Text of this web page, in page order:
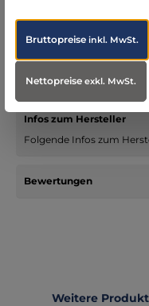
besonders
Gummibandfixierung und
Infos zum Hersteller
Folgende Infos zum
Bewertungen
Produktgalerie
Weitere
Bruttopreiseinkl. MwSt.
Nettopreiseexkl. MwSt.